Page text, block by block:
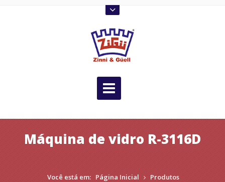
Máquina de vidro R-3116D
Você está em: Página Inicial
Produtos